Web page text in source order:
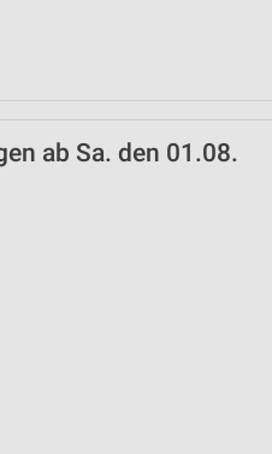
ab Sa. den 01.08.